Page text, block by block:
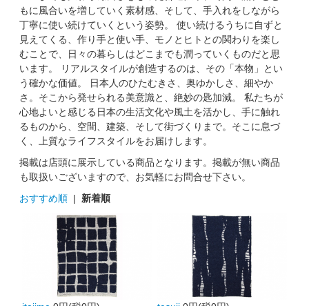
もに風合いを増していく素材感、そして、手入れをしながら
丁寧に使い続けていくという姿勢。 使い続けるうちに自ずと
見えてくる、作り手と使い手、モノとヒトとの関わりを楽し
むことで、日々の暮らしはどこまでも潤っていくものだと思
います。 リアルスタイルが創造するのは、その「本物」とい
う確かな価値。 日本人のひたむきさ、奥ゆかしさ、細やか
さ。そこから発せられる美意識と、絶妙の匙加減。 私たちが
心地よいと感じる日本の生活文化や風土を活かし、手に触れ
るものから、空間、建築、そして街づくりまで。そこに息づ
く、上質なライフスタイルをお届けします。
掲載は店頭に展示している商品となります。掲載が無い商品
も取扱いございますので、お気軽にお問合せ下さい。
おすすめ順 |新着順